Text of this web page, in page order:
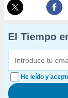
El Tiempo
He leído y